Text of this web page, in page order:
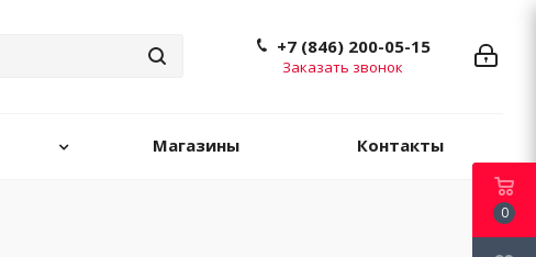
+7 (846) 200-05-15
Заказать звонок
Магазины Контакты
0